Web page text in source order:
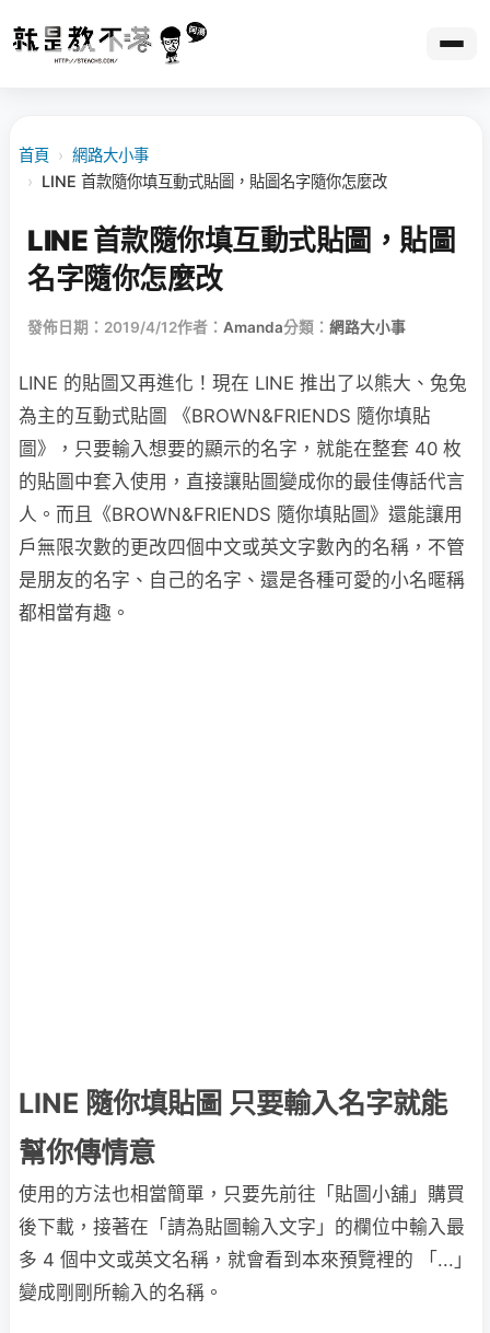
首頁 › 網路大小事
› LINE 首款隨你填互動式貼圖，貼圖名字隨你怎麼改
LINE 首款隨你填互動式貼圖，貼圖
名字隨你怎麼改
發佈日期：2019/4/12作者： Amanda分類： 網路大小事
LINE 的貼圖又再進化！現在 LINE 推出了以熊大、兔兔
為主的互動式貼圖 《BROWN&FRIENDS 隨你填貼
圖》，只要輸入想要的顯示的名字，就能在整套 40 枚
的貼圖中套入使用，直接讓貼圖變成你的最佳傳話代言
人。而且《BROWN&FRIENDS 隨你填貼圖》還能讓用
戶無限次數的更改四個中文或英文字數內的名稱，不管
是朋友的名字、自己的名字、還是各種可愛的小名暱稱
都相當有趣。
LINE 隨你填貼圖 只要輸入名字就能
幫你傳情意
使用的方法也相當簡單，只要先前往「貼圖小舖」購買
後下載，接著在「請為貼圖輸入文字」的欄位中輸入最
多 4 個中文或英文名稱，就會看到本來預覽裡的 「...」
變成剛剛所輸入的名稱。